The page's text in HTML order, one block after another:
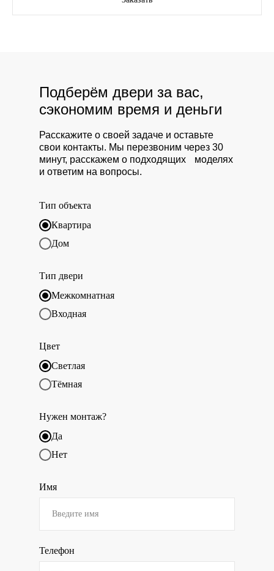
Тип объекта
Квартира
Дом
Тип двери
Межкомнатная
Входная
Цвет
Светлая
Тёмная
Нужен монтаж?
Да
Нет
Имя
Телефон
Расскажите о своей задаче и оставьте
свои контакты. Мы перезвоним через 30
минут, расскажем о подходящих моделях
и ответим на вопросы.
Подберём двери за вас,
сэкономим время и деньги